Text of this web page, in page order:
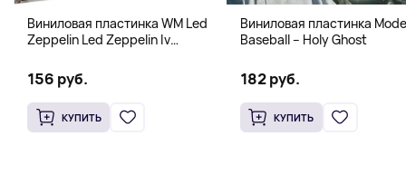
Виниловая пластинка WM Led
Zeppelin Led Zeppelin Iv
156 руб.
КУПИТЬ
Виниловая пластинка
Baseball – Holy Ghost
182 руб.
КУПИТЬ